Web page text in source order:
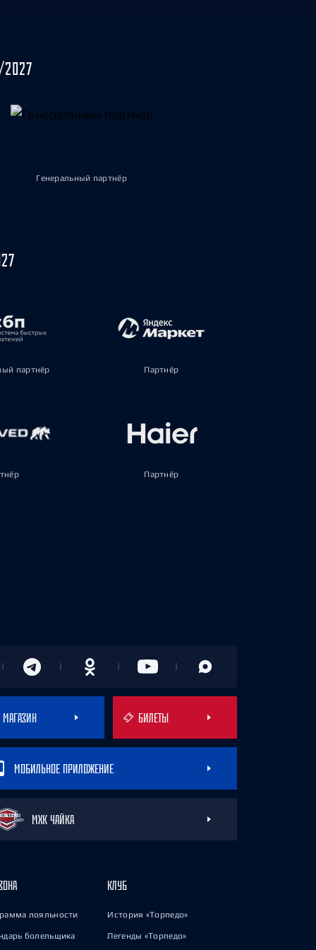
Генеральный партнёр
партнёр Партнёр
Партнёр
МАГАЗИН БИЛЕТЫ
МОБИЛЬНОЕ ПРИЛОЖЕНИЕ
МХК ЧАЙКА
лояльности
болельщика
КЛУБ
История «Торпедо»
Легенды «Торпедо»